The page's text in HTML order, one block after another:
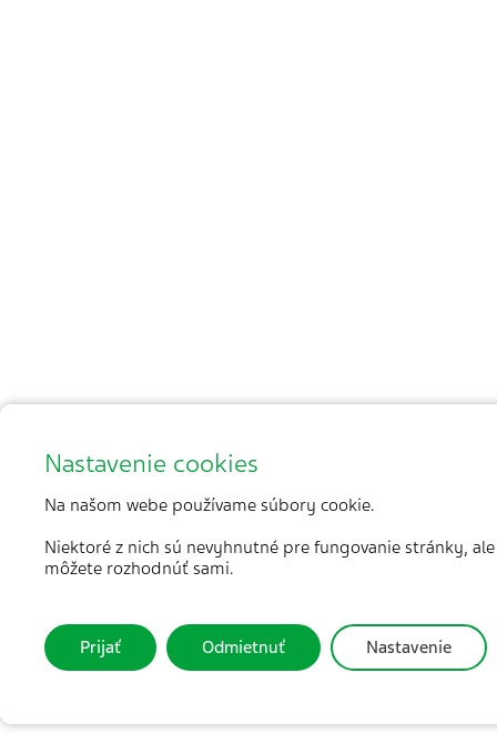
Nastavenie cookies
Na našom webe používame súbory cookie.
Niektoré z nich sú nevyhnutné pre fungovanie stránky,
môžete rozhodnúť sami.
Prijať Odmietnuť Nastavenie